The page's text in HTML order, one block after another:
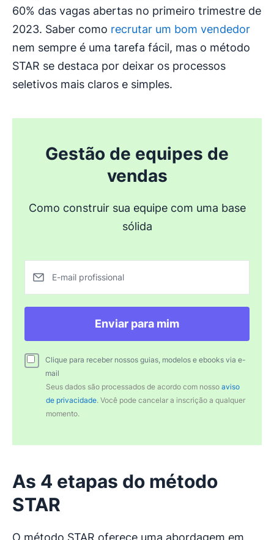
60% das vagas abertas no primeiro trimestre de
2023. Saber como recrutar um bom vendedor
nem sempre é uma tarefa fácil, mas o método
STAR se destaca por deixar os processos
seletivos mais claros e simples.
Gestão de equipes de
vendas
Como construir sua equipe com uma base
sólida
E-mail profissional
Enviar para mim
Clique para receber nossos guias, modelos e ebooks via e-
mail
Seus dados são processados de acordo com nosso aviso
de privacidade. Você pode cancelar a inscrição a qualquer
momento.
As 4 etapas do método
STAR
O método STAR oferece uma abordagem em